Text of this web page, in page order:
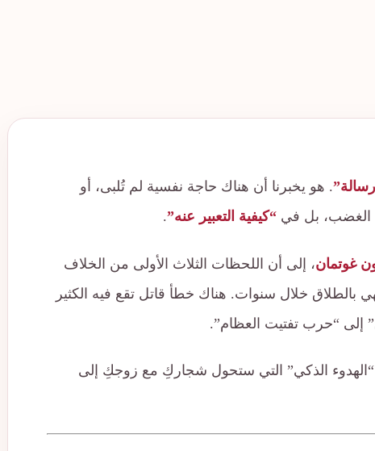
. هو يخبرنا أن هناك حاجة نفسية لم تُلبى، أو
الغضب، بل في “كيفية التعبير عنه”.
غوتمان، إلى أن اللحظات الثلاث الأولى من الخلاف
بالطلاق خلال سنوات. هناك خطأ قاتل تقع فيه الكثير
إلى “حرب تفتيت العظام”.
الذكي” التي ستحول شجاركِ مع زوجكِ إلى